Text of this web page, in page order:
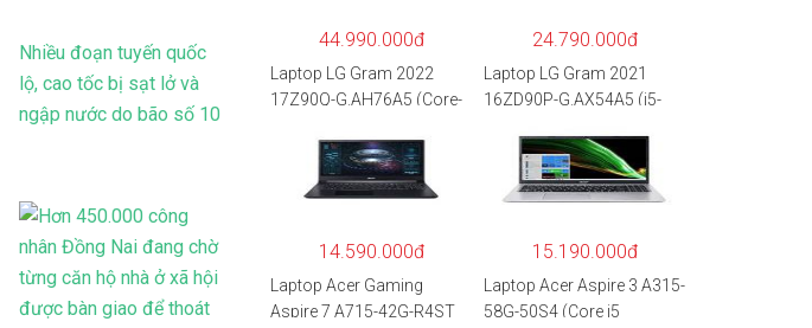
Nhiều đoạn tuyến quốc
lộ, cao tốc bị sạt lở và
ngập nước do bão số 10
44.990.000đ
Laptop LG Gram 2022
17Z90Q-G.AH76A5 (Core-
1260P/16GB/512GB/17″
WQXGA/Win 11/Xám)
24.790.000đ
Laptop LG Gram 2021
16ZD90P-G.AX54A5 (i5-
SSD/16″WQXGA/Dos/Trắ
14.590.000đ
Laptop Acer Gaming
Aspire 7 A715-42G-R4ST
15.190.000đ
Laptop Acer Aspire 3 A315-
58G-50S4 (Core i5